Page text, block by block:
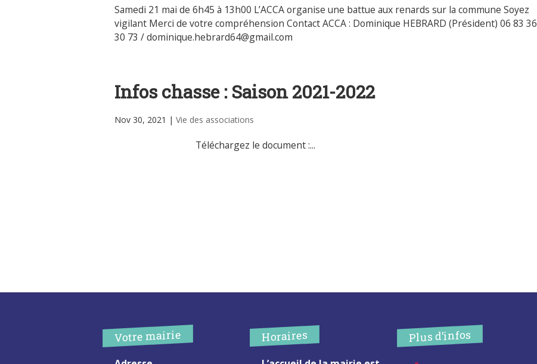
Samedi 21 mai de 6h45 à 13h00 L’ACCA organise une battue aux renards sur la commune Soyez
vigilant Merci de votre compréhension Contact ACCA : Dominique HEBRARD (Président) 06 83 36
30 73 / dominique.hebrard64@gmail.com
Infos chasse : Saison 2021-2022
Nov 30, 2021 | Vie des associations
Téléchargez le document :...
Votre mairie Horaires Plus d’infos